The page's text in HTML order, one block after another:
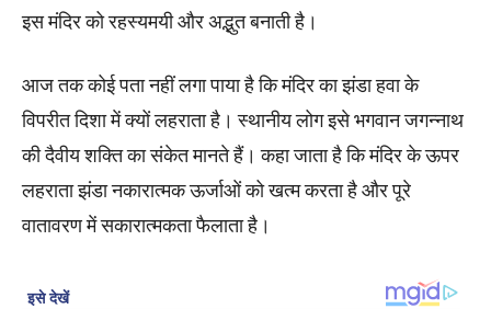
इस मंदिर को रहस्यमयी और अद्भुत बनाती है।
आज तक कोई पता नहीं लगा पाया है कि मंदिर का झंडा हवा के
विपरीत दिशा में क्यों लहराता है। स्थानीय लोग इसे भगवान जगन्नाथ
की दैवीय शक्ति का संकेत मानते हैं। कहा जाता है कि मंदिर के ऊपर
लहराता झंडा नकारात्मक ऊर्जाओं को खत्म करता है और पूरे
वातावरण में सकारात्मकता फैलाता है।